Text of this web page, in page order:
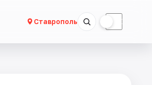
Ставрополь ☾